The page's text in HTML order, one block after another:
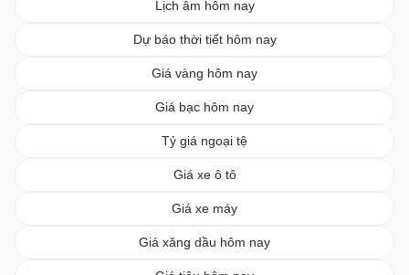
Lịch âm hôm nay
Dự báo thời tiết hôm nay
Giá vàng hôm nay
Giá bạc hôm nay
Tỷ giá ngoại tệ
Giá xe ô tô
Giá xe máy
Giá xăng dầu hôm nay